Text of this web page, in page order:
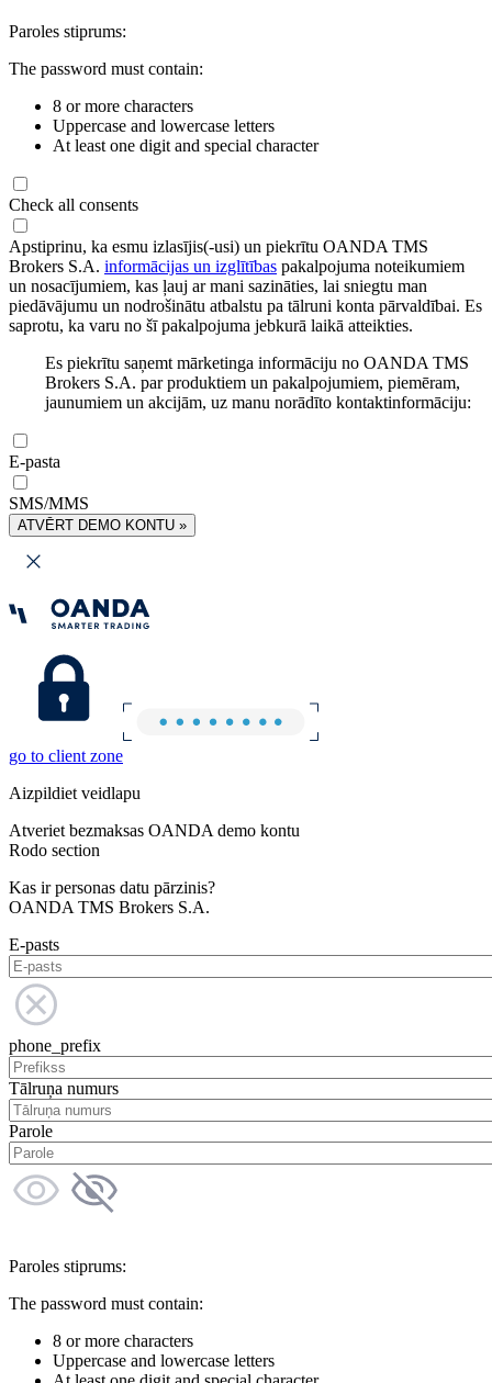
Paroles stiprums:
The password must contain:
8 or more characters
Uppercase and lowercase letters
At least one digit and special character
Check all consents
Apstiprinu, ka esmu izlasījis(-usi) un piekrītu OANDA TMS
Brokers S.A. informācijas un izglītības pakalpojuma noteikumiem
un nosacījumiem, kas ļauj ar mani sazināties, lai sniegtu man
piedāvājumu un nodrošinātu atbalstu pa tālruni konta pārvaldībai. Es
saprotu, ka varu no šī pakalpojuma jebkurā laikā atteikties.
Es piekrītu saņemt mārketinga informāciju no OANDA TMS
Brokers S.A. par produktiem un pakalpojumiem, piemēram,
jaunumiem un akcijām, uz manu norādīto kontaktinformāciju:
E-pasta
SMS/MMS
ATVĒRT DEMO KONTU »
go to client zone
Aizpildiet veidlapu
Atveriet bezmaksas OANDA demo kontu
Rodo section
Kas ir personas datu pārzinis?
OANDA TMS Brokers S.A.
E-pasts
phone_prefix
Tālruņa numurs
Parole
Paroles stiprums:
The password must contain:
8 or more characters
Uppercase and lowercase letters